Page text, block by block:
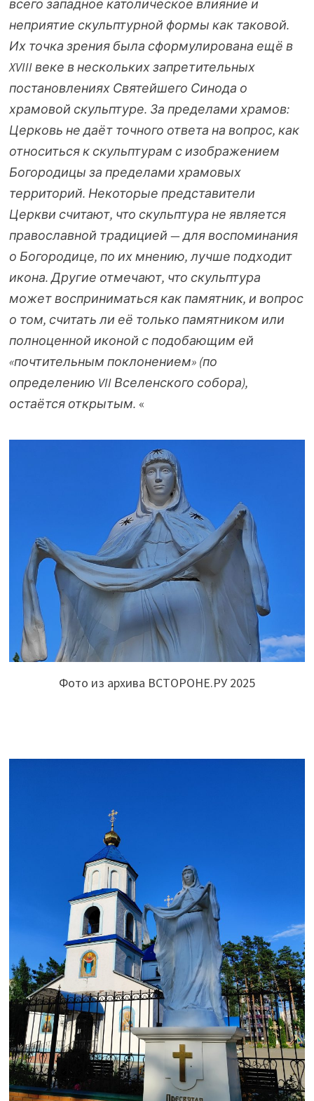
всего западное католическое влияние и
неприятие скульптурной формы как таковой.
Их точка зрения была сформулирована ещё в
XVIII веке в нескольких запретительных
постановлениях Святейшего Синода о
храмовой скульптуре. За пределами храмов:
Церковь не даёт точного ответа на вопрос, как
относиться к скульптурам с изображением
Богородицы за пределами храмовых
территорий. Некоторые представители
Церкви считают, что скульптура не является
православной традицией — для воспоминания
о Богородице, по их мнению, лучше подходит
икона.Другие отмечают, что скульптура
может восприниматься как памятник, и вопрос
о том, считать ли её только памятником или
полноценной иконой с подобающим ей
«почтительным поклонением» (по
определению VII Вселенского собора),
остаётся открытым. «
Фото из архива ВСТОРОНЕ.РУ 2025